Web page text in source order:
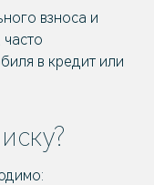
взноса и
в кредит или